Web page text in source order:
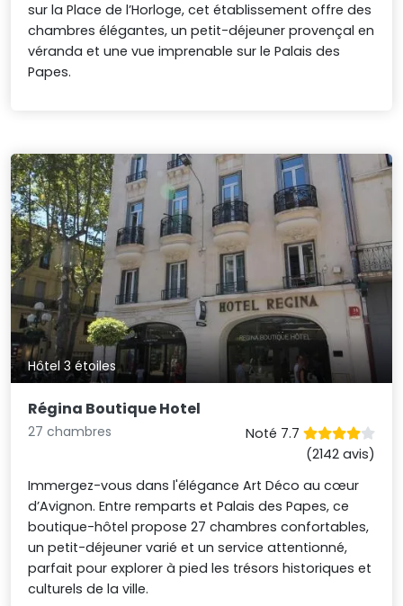
sur la Place de l’Horloge, cet établissement offre des
chambres élégantes, un petit-déjeuner provençal en
véranda et une vue imprenable sur le Palais des
Papes.
Hôtel 3 étoiles
Régina Boutique Hotel
27 chambres
Noté 7.7
(2142 avis)
Immergez-vous dans l'élégance Art Déco au cœur
d’Avignon. Entre remparts et Palais des Papes, ce
boutique-hôtel propose 27 chambres confortables,
un petit-déjeuner varié et un service attentionné,
parfait pour explorer à pied les trésors historiques et
culturels de la ville.